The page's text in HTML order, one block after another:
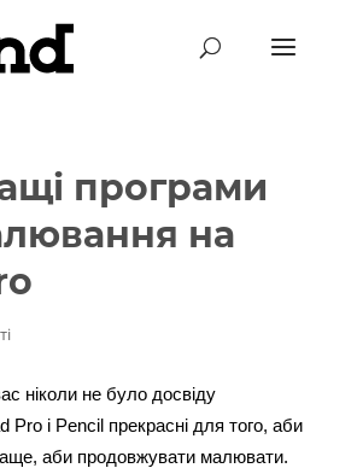
програми
на
ніколи не було досвіду
Pro і Pencil прекрасні для того, аби
аби продовжувати малювати.